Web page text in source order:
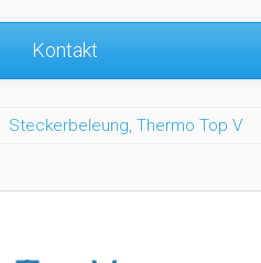
Kontakt
Steckerbeleung, Thermo Top V